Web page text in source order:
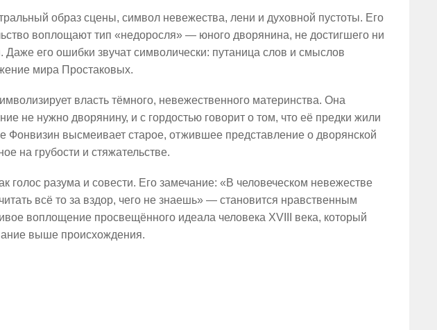
образ сцены, символ невежества, лени и духовной пустоты. Его
воплощают тип «недоросля» — юного дворянина, не достигшего ни
Даже его ошибки звучат символически: путаница слов и смыслов
мира Простаковых.
власть тёмного, невежественного материнства. Она
не нужно дворянину, и с гордостью говорит о том, что её предки жили
Фонвизин высмеивает старое, отжившее представление о дворянской
на грубости и стяжательстве.
голос разума и совести. Его замечание: «В человеческом невежестве
всё то за вздор, чего не знаешь» — становится нравственным
воплощение просвещённого идеала человека XVIII века, который
выше происхождения.